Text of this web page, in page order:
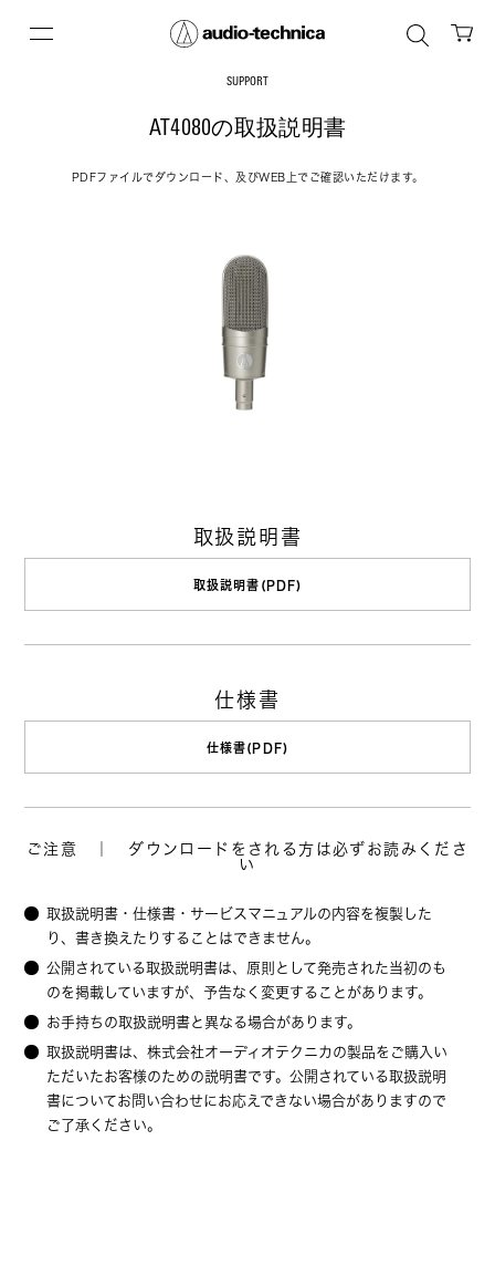
SUPPORT
AT4080の取扱説明書
PDFファイルでダウンロード、及びWEB上でご確認いただけます。
取扱説明書
取扱説明書(PDF)
仕様書
仕様書(PDF)
ご注意 ｜ ダウンロードをされる方は必ずお読みくださ
い
取扱説明書・仕様書・サービスマニュアルの内容を複製した
り、書き換えたりすることはできません。
公開されている取扱説明書は、原則として発売された当初のも
のを掲載していますが、予告なく変更することがあります。
お手持ちの取扱説明書と異なる場合があります。
取扱説明書は、株式会社オーディオテクニカの製品をご購入い
ただいたお客様のための説明書です。公開されている取扱説明
書についてお問い合わせにお応えできない場合がありますので
ご了承ください。